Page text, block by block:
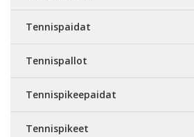
Tennispaidat
Tennispallot
Tennispikeepaidat
Tennispikeet